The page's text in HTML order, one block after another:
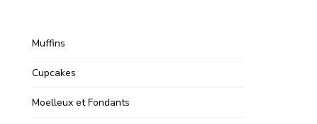
Muffins
Cupcakes
Moelleux et Fondants